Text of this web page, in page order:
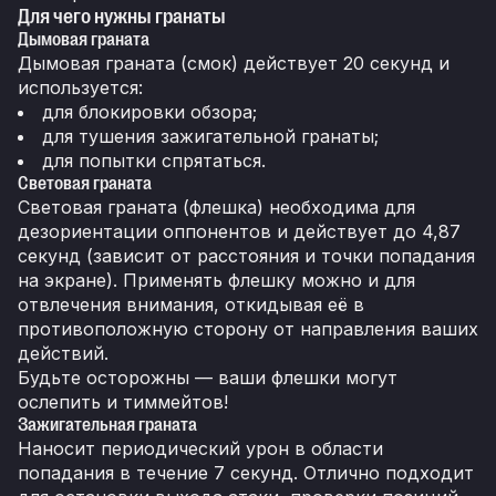
Для чего нужны гранаты
Дымовая граната
Дымовая граната (смок) действует 20 секунд и
используется:
для блокировки обзора;
для тушения зажигательной гранаты;
для попытки спрятаться.
Световая граната
Световая граната (флешка) необходима для
дезориентации оппонентов и действует до 4,87
секунд (зависит от расстояния и точки попадания
на экране). Применять флешку можно и для
отвлечения внимания, откидывая её в
противоположную сторону от направления ваших
действий.
Будьте осторожны — ваши флешки могут
ослепить и тиммейтов!
Зажигательная граната
Наносит периодический урон в области
попадания в течение 7 секунд. Отлично подходит